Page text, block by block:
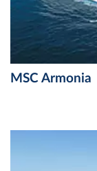
MSC Armonia